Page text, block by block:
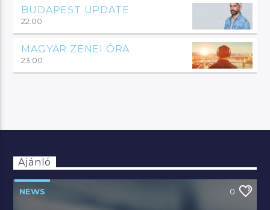
BUDAPEST UPDATE
22:00
MAGYAR ZENEI ÓRA
23:00
Ajánló
NEWS 0